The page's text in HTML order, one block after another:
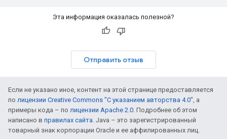
Эта информация оказалась полезной?
Отправить отзыв
Если не указано иное, контент на этой странице предоставляется
по лицензии Creative Commons "С указанием авторства 4.0", а
примеры кода – по лицензии Apache 2.0. Подробнее об этом
написано в правилах сайта. Java – это зарегистрированный
товарный знак корпорации Oracle и ее аффилированных лиц.